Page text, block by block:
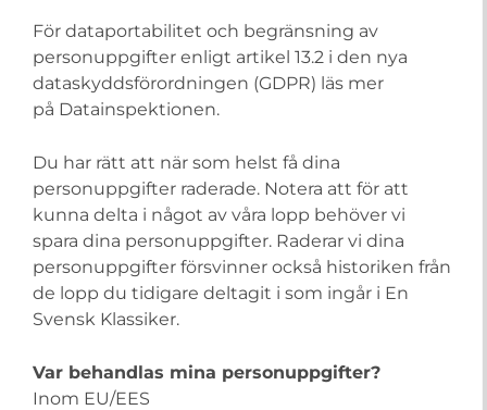
För dataportabilitet och begränsning av
personuppgifter enligt artikel 13.2 i den nya
dataskyddsförordningen (GDPR) läs mer
på Datainspektionen.
Du har rätt att när som helst få dina
personuppgifter raderade. Notera att för att
kunna delta i något av våra lopp behöver vi
spara dina personuppgifter. Raderar vi dina
personuppgifter försvinner också historiken från
de lopp du tidigare deltagit i som ingår i En
Svensk Klassiker.
Var behandlas mina personuppgifter?
Inom EU/EES